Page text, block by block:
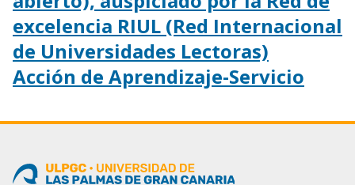
excelencia RIUL (Red Internacional
de Universidades Lectoras)
Acción de Aprendizaje-Servicio